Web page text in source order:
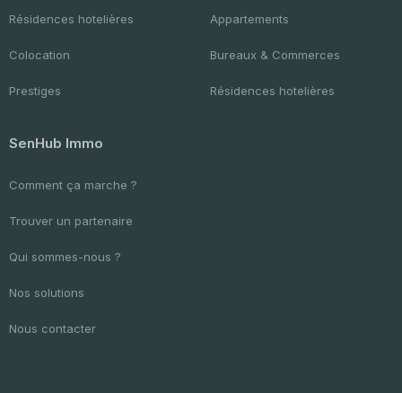
Résidences hotelières
Colocation
Prestiges
Appartements
Bureaux & Commerces
Résidences hotelières
SenHub Immo
Comment ça marche ?
Trouver un partenaire
Qui sommes-nous ?
Nos solutions
Nous contacter